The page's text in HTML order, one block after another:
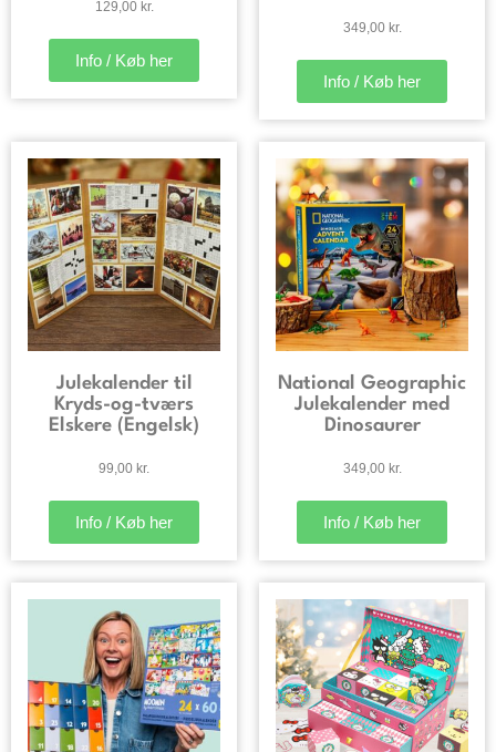
129,00 kr.
Info / Køb her
349,00 kr.
Info / Køb her
Julekalender til
Kryds-og-tværs
Elskere (Engelsk)
99,00 kr.
Info / Køb her
National Geographic
Julekalender med
Dinosaurer
349,00 kr.
Info / Køb her